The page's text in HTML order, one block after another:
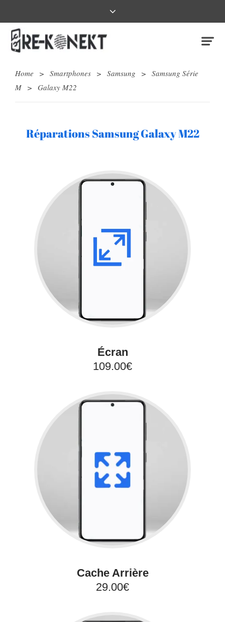
Home > Smartphones > Samsung > Samsung Série
M > Galaxy M22
Réparations Samsung Galaxy M22
Écran
109.00€
Cache Arrière
29.00€